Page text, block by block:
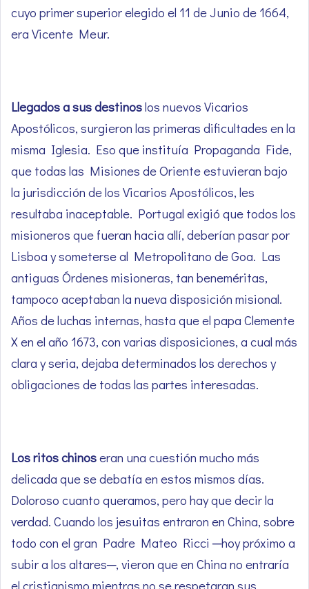
cuyo primer superior elegido el 11 de Junio de 1664,
era Vicente Meur.
Llegados a sus destinoslos nuevos Vicarios
Apostólicos, surgieron las primeras dificultades en la
misma Iglesia. Eso que instituía Propaganda Fide,
que todas las Misiones de Oriente estuvieran bajo
la jurisdicción de los Vicarios Apostólicos, les
resultaba inaceptable. Portugal exigió que todos los
misioneros que fueran hacia allí, deberían pasar por
Lisboa y someterse al Metropolitano de Goa. Las
antiguas Órdenes misioneras, tan beneméritas,
tampoco aceptaban la nueva disposición misional.
Años de luchas internas, hasta que el papa Clemente
X en el año 1673, con varias disposiciones, a cual más
clara y seria, dejaba determinados los derechos y
obligaciones de todas las partes interesadas.
Los ritos chinoseran una cuestión mucho más
delicada que se debatía en estos mismos días.
Doloroso cuanto queramos, pero hay que decir la
verdad. Cuando los jesuitas entraron en China, sobre
todo con el gran Padre Mateo Ricci ─hoy próximo a
subir a los altares─, vieron que en China no entraría
el cristianismo mientras no se respetaran sus